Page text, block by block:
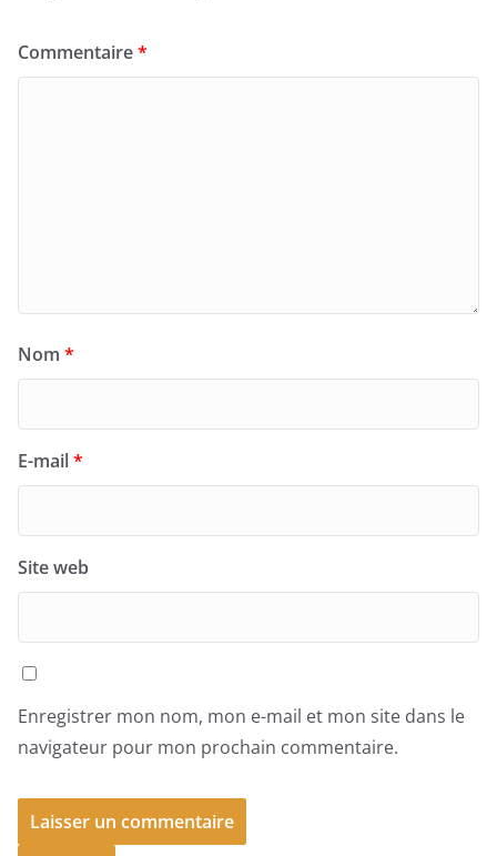
Commentaire*
Nom *
E-mail*
Site web
Enregistrer mon nom, mon e-mail et mon site dans le
navigateur pour mon prochain commentaire.